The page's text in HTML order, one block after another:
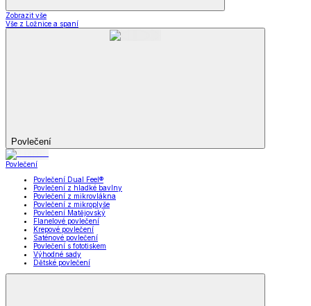
Zobrazit vše
Vše z Ložnice a spaní
Povlečení
Povlečení
Povlečení Dual Feel®
Povlečení z hladké bavlny
Povlečení z mikrovlákna
Povlečení z mikroplyše
Povlečení Matějovský
Flanelové povlečení
Krepové povlečení
Saténové povlečení
Povlečení s fototiskem
Výhodné sady
Dětské povlečení